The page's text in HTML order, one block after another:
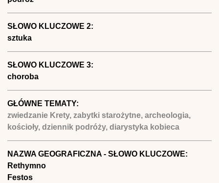
SŁOWO KLUCZOWE 2:
sztuka
SŁOWO KLUCZOWE 3:
choroba
GŁÓWNE TEMATY:
zwiedzanie Krety, zabytki starożytne, archeologia,
kościoły, dziennik podróży, diarystyka kobieca
NAZWA GEOGRAFICZNA - SŁOWO KLUCZOWE:
Rethymno
Festos